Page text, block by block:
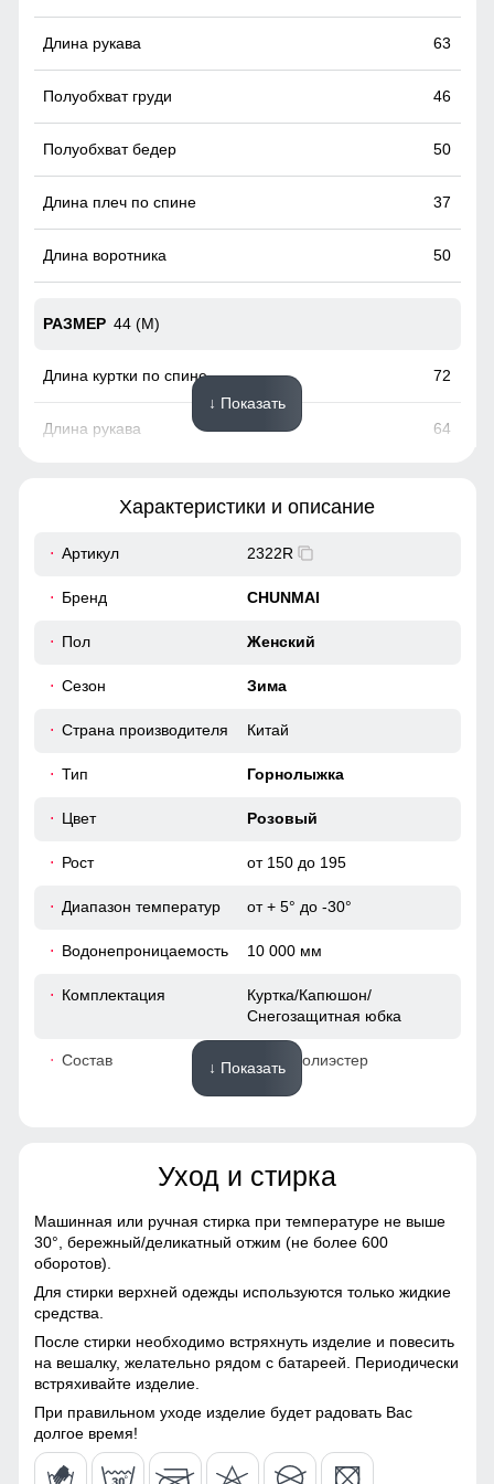
хранения других мелочей, например ключи или телефон.
Карман служит для хранения карточки Ski-Pass(
горнолыжных курортах). Кармашек может служить местом
Материал подкладки
верхней части изделия, подкладка из полиэстера в
Сетчатая подкладка из ткани TW - сетка Air Mesh в
верхней части изделия, подкладка из полиэстера в
рукавах
Высокий воротник
Элемент одежды нужен для защиты шеи от холода, но со
временем стал стильной и модной деталью гардероба.
63
46
50
37
50
44 (M)
72
64
41
50 (XXL)
↓ Показать
Характеристики и описание
Артикул 2322R
Бренд CHUNMAI
Пол Женский
Сезон Зима
Страна производителя Китай
Тип Горнолыжка
Цвет Розовый
Рост от 150 до 195
Диапазон температур от + 5° до -30°
Водонепроницаемость 10 000 мм
Комплектация
Куртка/Капюшон/
Снегозащитная юбка
Состав 100% Полиэстер
Gor-tex, Мембранные
материалы, Натуральные
Плащевка, Тефлон,
Экологичные материалы
Материал подкладки
куртки
Полиэстер/TW - сетка Air
Материал подкладки
капюшона
Полиэстер/TW - сетка Air
Материал подкладки
воротника
↓ Показать
Уход и стирка
Машинная или ручная стирка при температуре не выше
30°, бережный/деликатный отжим (не более 600
оборотов).
Для стирки верхней одежды используются только жидкие
средства.
После стирки необходимо встряхнуть изделие и повесить
на вешалку, желательно рядом с батареей. Периодически
встряхивайте изделие.
При правильном уходе изделие будет радовать Вас
долгое время!